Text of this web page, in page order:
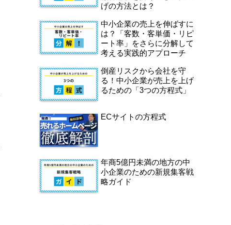
げの方法とは？
中小企業の売上を伸ばすに
は？「客数・客単価・リピ
ート率」をさらに分解して
考える実践的アプローチ
倒産リスクから会社を守
る！中小企業が売上を上げ
るための「3つの方程式」
ECサイトの方程式
年商5億円未満の地方の中
小企業のための新規集客戦
略ガイド